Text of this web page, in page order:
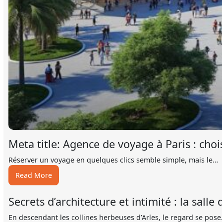
Meta title: Agence de voyage à Paris :
Réserver un voyage en quelques clics semble simple, mais le…
Read More:
Meta
Agence
de
Secrets d’architecture et intimité : la
En descendant les collines herbeuses d’Arles, le regard se